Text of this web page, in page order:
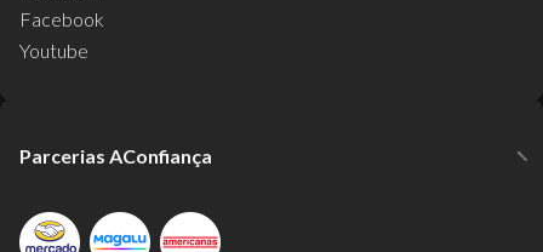
Facebook
Youtube
Parcerias AConfiança